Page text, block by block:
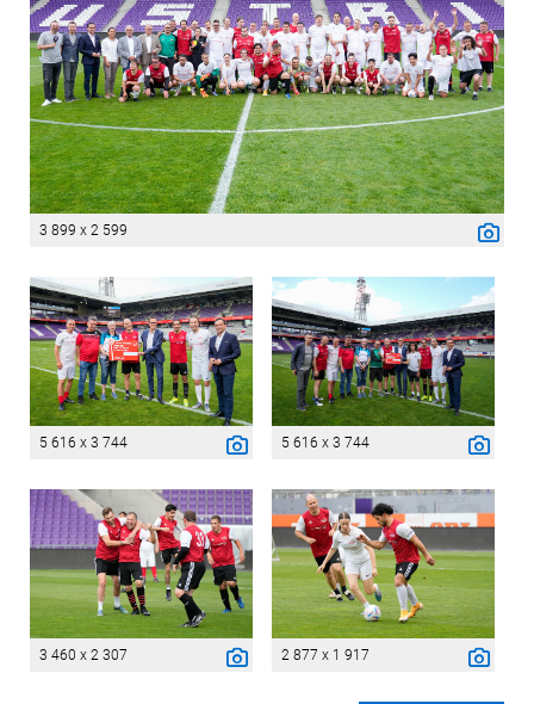
3 899 x 2 599
5 616 x 3 744 5 616 x 3 744
3 460 x 2 307 2 877 x 1 917